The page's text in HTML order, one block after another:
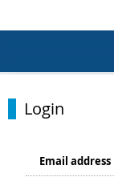
Login
Email address